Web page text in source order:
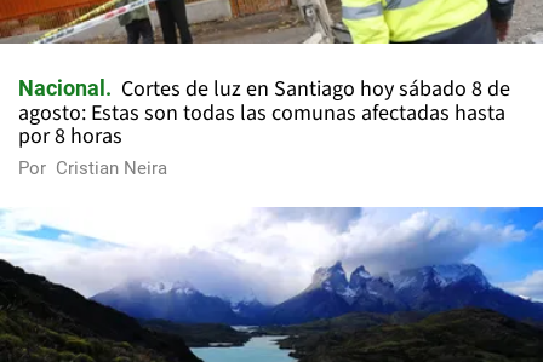
Nacional
Cortes de luz en Santiago hoy sábado 8 de
agosto: Estas son todas las comunas afectadas hasta
por 8 horas
Por Cristian Neira